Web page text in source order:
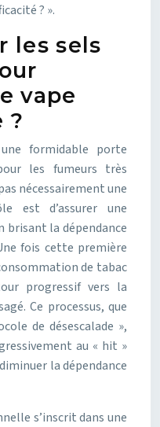
? ».
les sels
vape
?
formidable porte
les fumeurs très
nécessairement une
est d’assurer une
brisant la dépendance
fois cette première
de tabac
progressif vers la
Ce processus, que
de désescalade »,
au « hit »
la dépendance
s’inscrit dans une